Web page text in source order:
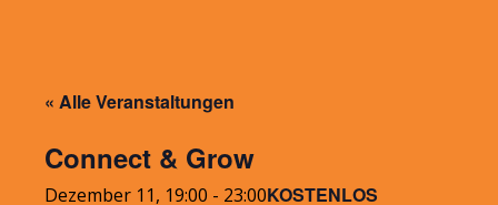
« Alle Veranstaltungen
Connect & Grow
Dezember 11, 19:00 - 23:00KOSTENLOS